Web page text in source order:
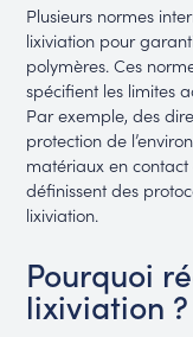
Plusieurs normes
lixiviation pour
polymères. Ces
spécifient les limites
Par exemple, des
protection de
matériaux en contact
définissent des
lixiviation.
Pourquoi
lixiviation ?